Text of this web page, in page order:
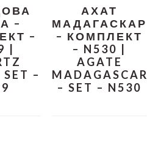
–
–
|
SET –
АХАТ
МАДАГАСКАР
– КОМПЛЕКТ
– N530 |
AGATE
MADAGASCAR
– SET – N530